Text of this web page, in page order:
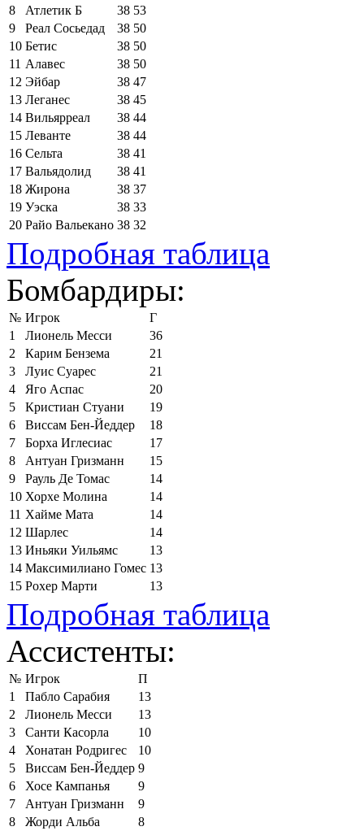
8
Атлетик Б 38 53
9
Реал Сосьедад 38 50
10 Бетис 38 50
11 Алавес 38 50
12 Эйбар 38 47
13 Леганес 38 45
14 Вильярреал 38 44
15 Леванте 38 44
16 Сельта 38 41
17 Вальядолид 38 41
18 Жирона 38 37
19 Уэска 38 33
20 Райо Вальекано 38 32
Подробная таблица
Бомбардиры:
№ Игрок
Г
1
Лионель Месси
36
2
Карим Бензема
21
3
Луис Суарес
21
4
Яго Аспас
20
5
Кристиан Стуани
19
6
Виссам Бен-Йеддер
18
7
Борха Иглесиас
17
8
Антуан Гризманн
15
9
Рауль Де Томас
14
10 Хорхе Молина
14
11 Хайме Мата
14
12 Шарлес
14
13 Иньяки Уильямс
13
14 Максимилиано Гомес 13
15 Рохер Марти 13
Подробная таблица
Ассистенты:
№ Игрок
П
1
Пабло Сарабия
13
2
Лионель Месси
13
3
Санти Касорла
10
4
Хонатан Родригес
10
5
Виссам Бен-Йеддер 9
6
Хосе Кампанья
9
7
Антуан Гризманн
9
8
Жорди Альба
8